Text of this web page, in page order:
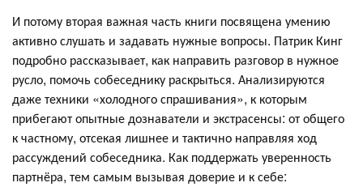
И потому вторая важная часть книги посвящена умению
активно слушать и задавать нужные вопросы. Патрик Кинг
подробно рассказывает, как направить разговор в нужное
русло, помочь собеседнику раскрыться. Анализируются
даже техники «холодного спрашивания», к которым
прибегают опытные дознаватели и экстрасенсы: от общего
к частному, отсекая лишнее и тактично направляя ход
рассуждений собеседника. Как поддержать уверенность
партнёра, тем самым вызывая доверие и к себе: